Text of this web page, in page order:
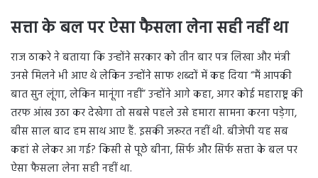
सत्ता के बल पर ऐसा फैसला लेना सही नहीं था
राज ठाकरे ने बताया कि उन्होंने सरकार को तीन बार पत्र लिखा और मंत्री
उनसे मिलने भी आए थे लेकिन उन्होंने साफ शब्दों में कह दिया “मैं आपकी
बात सुन लूंगा, लेकिन मानूंगा नहीं” उन्होंने आगे कहा, अगर कोई महाराष्ट्र की
तरफ आंख उठा कर देखेगा तो सबसे पहले उसे हमारा सामना करना पड़ेगा,
बीस साल बाद हम साथ आए हैं. इसकी जरूरत नहीं थी. बीजेपी यह सब
कहां से लेकर आ गई? किसी से पूछे बीना, सिर्फ और सिर्फ सत्ता के बल पर
ऐसा फैसला लेना सही नहीं था.